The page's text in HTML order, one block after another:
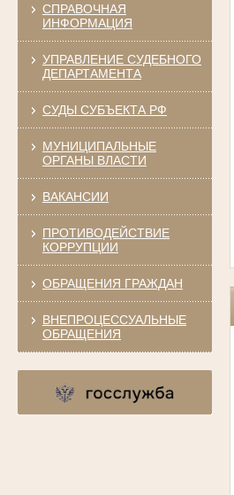
СПРАВОЧНАЯ
ИНФОРМАЦИЯ
УПРАВЛЕНИЕ СУДЕБНОГО
ДЕПАРТАМЕНТА
СУДЫ СУБЪЕКТА РФ
МУНИЦИПАЛЬНЫЕ
ОРГАНЫ ВЛАСТИ
ВАКАНСИИ
ПРОТИВОДЕЙСТВИЕ
КОРРУПЦИИ
ОБРАЩЕНИЯ ГРАЖДАН
ВНЕПРОЦЕССУАЛЬНЫЕ
ОБРАЩЕНИЯ